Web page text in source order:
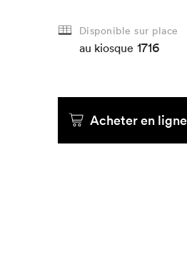
Disponible sur place
au kiosque 1716
Acheter en ligne